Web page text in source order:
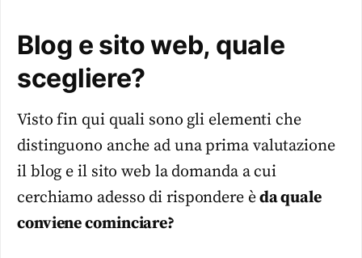
Blog e sito web, quale
scegliere?
Visto fin qui quali sono gli elementi che
distinguono anche ad una prima valutazione
il blog e il sito web la domanda a cui
cerchiamo adesso di rispondere èda quale
conviene cominciare?